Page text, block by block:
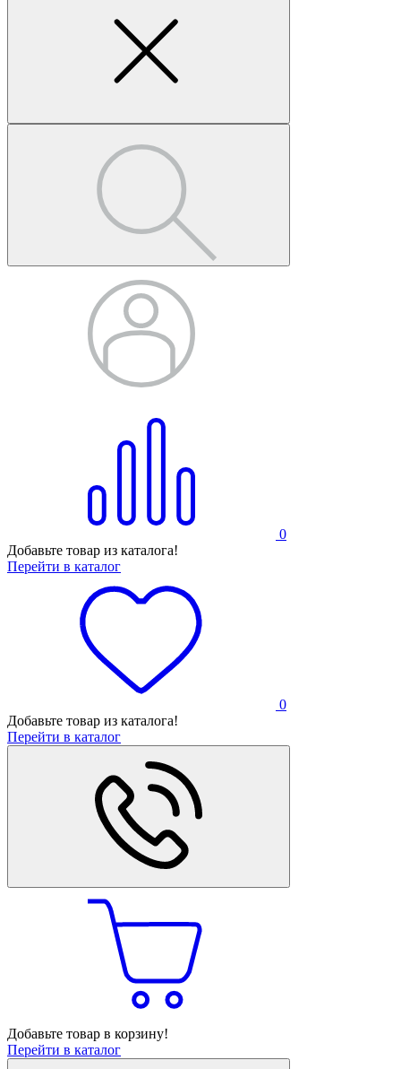
0
Добавьте товар из каталога!
Перейти в каталог
0
Добавьте товар из каталога!
Перейти в каталог
Добавьте товар в корзину!
Перейти в каталог